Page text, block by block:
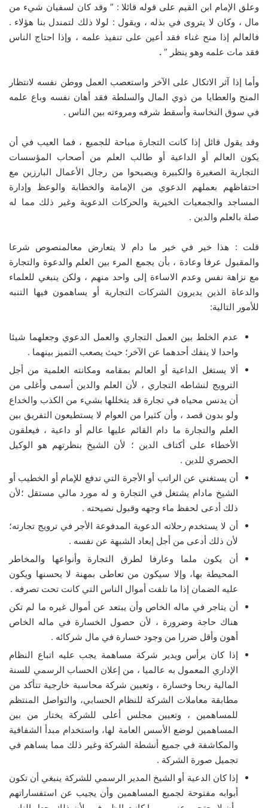
وعلق الإمام ابن القيم على قوله قائلا : ” وقد كان لسفيان شيء من
مال ، وكان لا يتروى في بذله ، ويقول : لولا ذلك لتمندل بنا هؤلاء .
فالعالم إذا منح غناء فقد أعين على تنفيذ علمه ، وإذا احتاج الناس
فقد مات علمه وهو ينظر ” .
وأما إذا آثر الاتكال على الآخر واستعصب العمل ووطن نفسه لانتظار
المنح والعطايا من ذوي المال والسلطة فقد أهان نفسه وباع علمه
في سوق النخاسة وأسقط شرفه ومروءته بين الناس .
وقد يقول قائل إذا كانت التجارة مباحة للجميع ، فما العيب في أن
يكون العالم أو الداعية أو طالب العلم من أصحاب المؤسسات
التجارية الصغيرة والكبيرة ويصبحوا من رجال الأعمال البارزين مع
احتفاظهم بعملهم الدعوي من الإمامة والخطابة والوعظ وإدارة
المساجد والجمعيات الخيرية والحركات الدعوية وغير ذلك مما له
صلة بالعلم والدين .
قلت : هذا خير في خير ما دام لا يتعارض معالمنصوص شرعا
والمقبول عرفا وعادة ، بأن يجمع المرء بين العلم والدعوة والتجارة
مع نزاهة نفس وعدم الاساءة إلى واحد منهم ، ولكن ينبغي للعلماء
والدعاة الذين يديرون الشركات التجارية أو يساهمون فيها التنبه
للأمور التالية:
عدم الخلط بين العمل التجاري والعمل الدعوي وجعلهما شيئا
واحدا لا ينفك أحدهما عن الآخر؛ حيث يصعب التميز بينهما .
ألا يستغل الداعية أو العالم بمقامه ومكانته العلمية من أجل
الترويج لنشاطه التجاري ، لأن العلم والدين أسمى وأغلى من
أن يدنس محياه في تجارة قد يتخللها بشيء من الكذب والخداع
ولو بدون قصد ، وأن كثيرا من العوام لا يستطيعون التفريق بين
العلم والتجارة ما دام القائم عليها عالم أو داعية ، فيعلقون
الأخطاء على أكتاف الدين ؛ لأن الشيخ بنظرتهم هو الوكيل
الحصري للدين .
أن يستغني عن الراتب أو الأجرة التي تدفع للإمام أو الخطيب أو
الشيخ مادام يشتغل في التجارة و له مورد مالي مستقل ؛لأن
ذلك أدعى لحفظ ماء وجهه وقبول نصيحته .
أن لا يستخدم رحلاته الدعوية المدفوعة الأجر في ترويج تجارته؛
لأن ذلك أدعى من أجل إبعاد الشبهة عن نفسه .
أن يكون ملما وعارفا لطرق التجارة وأنواعها والمخاطر
المحيطة بها، وإلا سيكون من تعاطى بمهنة لا يحسنها ويكون
عليه الضمان إذا ما تلفت أموال الناس التي كانت تحت تصرفه .
أن يتاجر في ماله الخاص وأن يبتعد عن أموال غيره ما لم تكن
هناك حاجة وضرورة ، لأن حصول الخسارة في ماله الخاص
أهون وأقل ضررا من وجود خسارة في مال شركائه .
إذا كان يرأس ويدير شركة مساهمة يجب عليه اتباع النظام
الإداري المعمول به عالميا ، من إعلان الحساب الرسمي للسنة
المالية ربحا وخسارة ، وتعيين شركة محاسبة خارجية تتأكد من
مطابقة معاملات الشركة للنظام الحسابي، والتواصل المنتظم
للمساهمين ، وتعيين مجلس أعلى للشركة يختار من بين
المساهمين لوضع الأسس العامة لها، واستخدام مبدأ الشفافية
والمكاشفة في جميع أنشطة الشركة وغير ذلك مما يساهم في
تجميل صورة الشركة .
إذا كان الدعية أو الشيخ المدير الرسمي للشركة ينبغي أن تكون
أبوابه مفتوحة لجميع المساهمين وأن يجيب عن استفساراتهم